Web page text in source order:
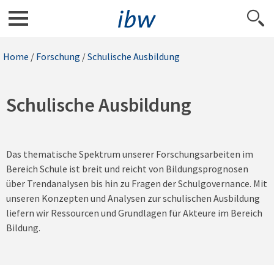
Home / Forschung /Schulische Ausbildung
Schulische Ausbildung
Das thematische Spektrum unserer Forschungsarbeiten im
Bereich Schule ist breit und reicht von Bildungsprognosen
über Trendanalysen bis hin zu Fragen der Schulgovernance. Mit
unseren Konzepten und Analysen zur schulischen Ausbildung
liefern wir Ressourcen und Grundlagen für Akteure im Bereich
Bildung.